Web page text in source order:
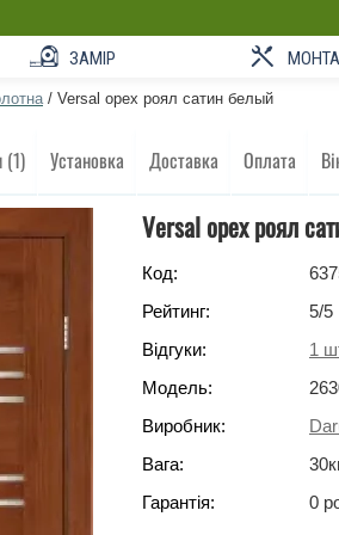
ЗАМІР
/ Versal орех роял сатин белый
(1) Установка Доставка Оплата
Versal орех роял
Код:
Рейтинг:
5/5
Відгуки:
1
Модель:
Виробник:
Вага:
30кг
Гарантія:
0